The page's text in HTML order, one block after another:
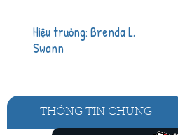
Hiệu trưởng: Brenda L.
Swann
THÔNG TIN CHUNG